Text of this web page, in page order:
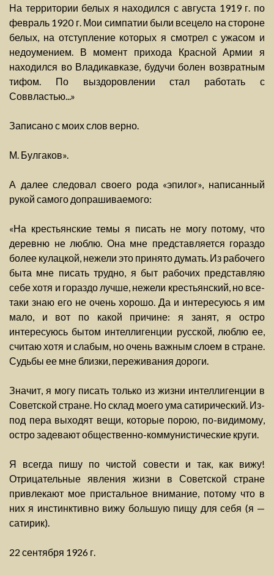
На территории белых я находился с августа 1919 г. по
февраль 1920 г. Мои симпатии были всецело на стороне
белых, на отступление которых я смотрел с ужасом и
недоумением. В момент прихода Красной Армии я
находился во Владикавказе, будучи болен возвратным
тифом. По выздоровлении стал работать с
Соввластью...»
Записано с моих слов верно.
М. Булгаков».
А далее следовал своего рода «эпилог», написанный
рукой самого допрашиваемого:
«На крестьянские темы я писать не могу потому, что
деревню не люблю. Она мне представляется гораздо
более кулацкой, нежели это принято думать. Из рабочего
быта мне писать трудно, я быт рабочих представляю
себе хотя и гораздо лучше, нежели крестьянский, но все-
таки знаю его не очень хорошо. Да и интересуюсь я им
мало, и вот по какой причине: я занят, я остро
интересуюсь бытом интеллигенции русской, люблю ее,
считаю хотя и слабым, но очень важным слоем в стране.
Судьбы ее мне близки, переживания дороги.
Значит, я могу писать только из жизни интеллигенции в
Советской стране. Но склад моего ума сатирический. Из-
под пера выходят вещи, которые порою, по-видимому,
остро задевают общественно-коммунистические круги.
Я всегда пишу по чистой совести и так, как вижу!
Отрицательные явления жизни в Советской стране
привлекают мое пристальное внимание, потому что в
них я инстинктивно вижу большую пищу для себя (я —
сатирик).
22 сентября 1926 г.